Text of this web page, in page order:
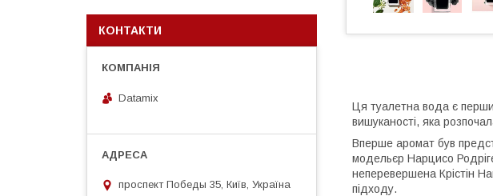
Ця туалетна вода є
вишуканості, яка
Вперше аромат був
модельєр Нарцисо
неперевершена Крістін
підходу.
КОНТАКТИ
Datamix
проспект Победы 35, Київ, Україна